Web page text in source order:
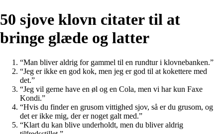
50 sjove klovn citater til at
bringe glæde og latter
“Man bliver aldrig for gammel til en rundtur i klovnebanken.”
“Jeg er ikke en god kok, men jeg er god til at kokettere med
det.”
“Jeg vil gerne have en øl og en Cola, men vi har kun Faxe
Kondi.”
“Hvis du finder en grusom vittighed sjov, så er du grusom, og
det er ikke mig, der er noget galt med.”
“Klart du kan blive underholdt, men du bliver aldrig